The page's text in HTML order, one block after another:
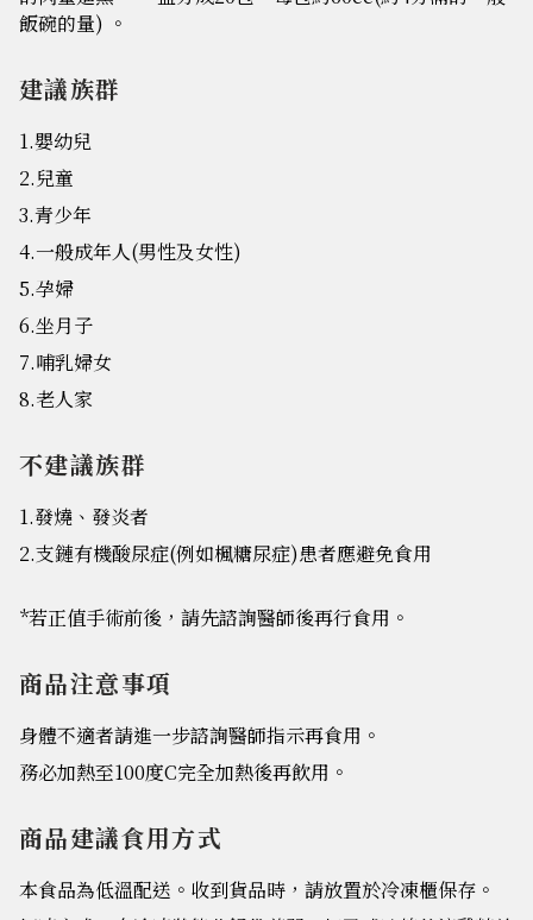
飯碗的量) 。
建議族群
1.嬰幼兒
2.兒童
3.青少年
4.一般成年人(男性及女性)
5.孕婦
6.坐月子
7.哺乳婦女
8.老人家
不建議族群
1.發燒、發炎者
2.支鏈有機酸尿症(例如楓糖尿症)患者應避免食用
*若正值手術前後，請先諮詢醫師後再行食用。
商品注意事項
身體不適者請進一步諮詢醫師指示再食用。
務必加熱至100度C完全加熱後再飲用。
商品建議食用方式
本食品為低溫配送。收到貨品時，請放置於冷凍櫃保存。